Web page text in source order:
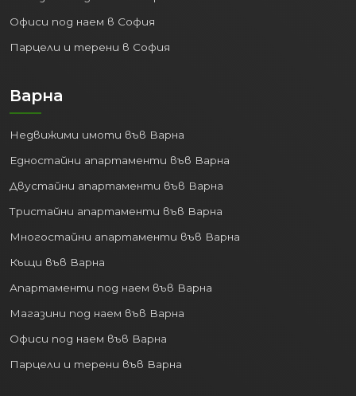
Офиси под наем в София
Парцели и терени в София
Варна
Недвижими имоти във Варна
Едностайни апартаменти във Варна
Двустайни апартаменти във Варна
Тристайни апартаменти във Варна
Многостайни апартаменти във Варна
Къщи във Варна
Апартаменти под наем във Варна
Магазини под наем във Варна
Офиси под наем във Варна
Парцели и терени във Варна